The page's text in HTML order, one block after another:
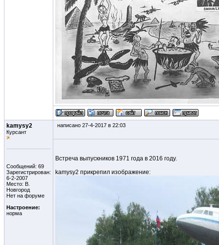
kamysy2
Курсант
Сообщений: 69
Зарегистрирован:
6-2-2007
Место: В.
Новгород
Нет на форуме
Настроение:
норма
написано 27-4-2017 в 22:03
Встреча выпускников 1971 года в 2016 году.
kamysy2 прикрепил изображение: